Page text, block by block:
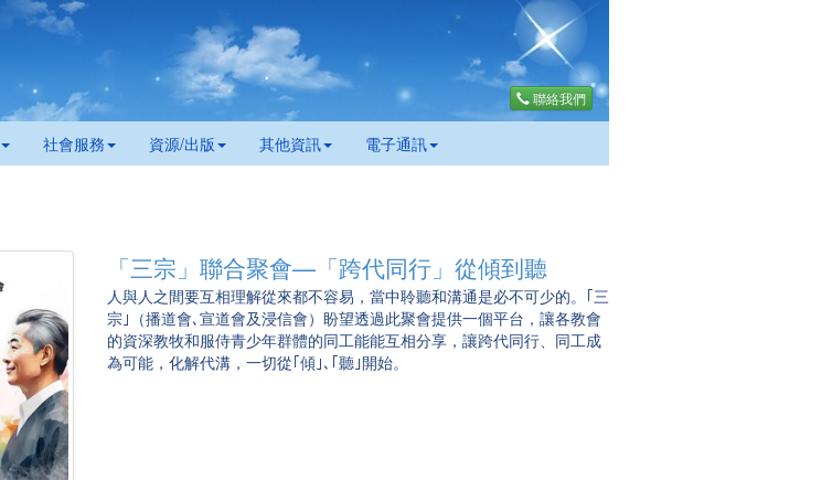
聯絡我們
社會服務 資源/出版 其他資訊 電子通訊
「三宗」聯合聚會—「跨代同行」從傾到聽
人與人之間要互相理解從來都不容易，當中聆聽和溝通是必不可少的。｢三
宗｣（播道會､宣道會及浸信會）盼望透過此聚會提供一個平台，讓各教會
的資深教牧和服侍青少年群體的同工能能互相分享，讓跨代同行、同工成
為可能，化解代溝，一切從｢傾｣､｢聽｣開始。